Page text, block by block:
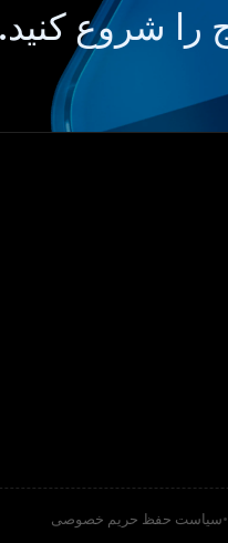
را شروع کنید.
•سیاست حفظ حریم خصوصی